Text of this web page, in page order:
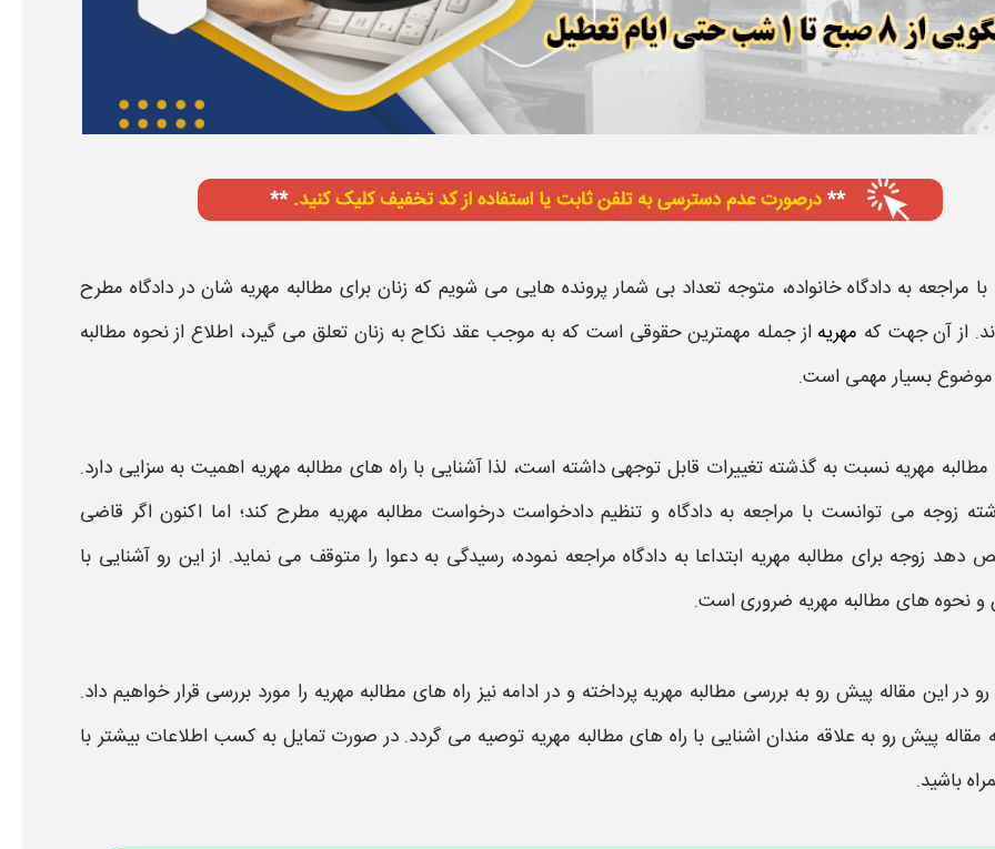
با مراجعه به دادگاه خانواده، متوجه تعداد بی شمار پرونده هایی می شویم که زنان برای مطالبه مهریه شان در دادگاه مطرح
از آن جهت که مهریه از جمله مهمترین حقوقی است که به موجب عقد نکاحبه زنان تعلق می گیرد، اطلاع ازنحوه مطالبه
موضوع بسیار مهمی است.
مطالبه مهریهنسبت به گذشته تغییرات قابل توجهی داشته است، لذا آشنایی با راه های مطالبه مهریه اهمیت به سزایی دارد.
زوجه می توانست با مراجعه به دادگاه و تنظیم دادخواست درخواست مطالبه مهریه مطرح کند؛ اما اکنون اگر قاضی
دهد زوجه برای مطالبه مهریه ابتداعا به دادگاه مراجعه نموده، رسیدگی به دعوا را متوقف می نماید. از این رو آشنایی با
ونحوه​ های مطالبه مهریه ضروری است.
رو در این مقاله پیش رو به بررسی مطالبه مهریهپرداخته و در ادامه نیز راه های مطالبه مهریه را مورد بررسی قرار خواهیم داد.
مقاله پیش رو به علاقه مندان اشنایی با راه های مطالبه مهریه توصیه می گردد. در صورت تمایل به کسب اطلاعات بیشتر با
باشید.